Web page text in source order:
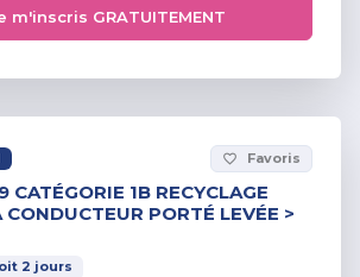
m'inscris GRATUITEMENT
favorite_border Favoris
CATÉGORIE 1B RECYCLAGE
CONDUCTEUR PORTÉ LEVÉE >
2 jours